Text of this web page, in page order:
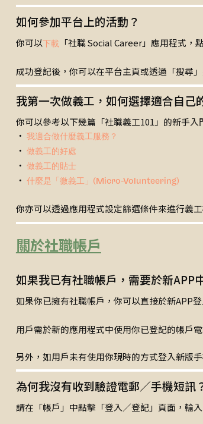
如何參加平台上的活動？
你可以下載 「社職 Social Career」應用程式
成功登記後，你可以在平台主頁或透過「搜尋
我第一次做義工，如何選擇適合自己
你可以參考以下幾篇「社職義工101」的新手入
‧ 我適合做什麼義工服務？
‧ 做義工的好處
‧ 做義工的貼士
‧ 什麼是「微義工」(Micro-Volunteering)
你亦可以透過應用程式設定篩選條件來進行義
關於社職帳戶
如果我已有社職帳戶，需要於新APP
如果你已擁有社職帳戶，你可以直接於新APP
用戶需於新的應用程式中使用你已登記的帳戶
另外，如用戶未有使用你現時的方式登入新版
為何我沒有收到驗證電郵／手機短訊
請在「帳戶」中點擊「登入／登記」頁面，輸